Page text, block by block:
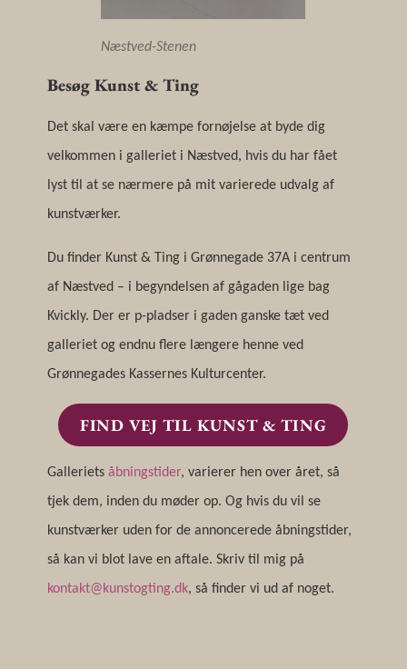
Næstved-Stenen
Besøg Kunst & Ting
Det skal være en kæmpe fornøjelse at byde dig
velkommen i galleriet i Næstved, hvis du har fået
lyst til at se nærmere på mit varierede udvalg af
kunstværker.
Du finder Kunst & Ting i Grønnegade 37A i centrum
af Næstved – i begyndelsen af gågaden lige bag
Kvickly. Der er p-pladser i gaden ganske tæt ved
galleriet og endnu flere længere henne ved
Grønnegades Kassernes Kulturcenter.
FIND VEJ TIL KUNST & TING
Galleriets åbningstider, varierer hen over året, så
tjek dem, inden du møder op. Og hvis du vil se
kunstværker uden for de annoncerede åbningstider,
så kan vi blot lave en aftale. Skriv til mig på
kontakt@kunstogting.dk, så finder vi ud af noget.